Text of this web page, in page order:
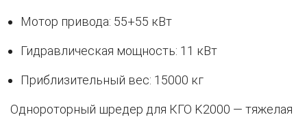
Мотор привода: 55+55 кВт
Гидравлическая мощность: 11 кВт
Приблизительный вес: 15000 кг
Однороторный шредер для КГО K2000 — тяжелая